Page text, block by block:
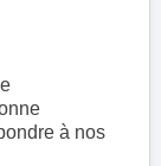
à nos